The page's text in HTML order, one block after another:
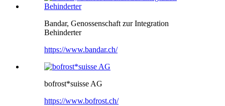
Bandar, Genossenschaft zur Integration
Behinderter
https://www.bandar.ch/
bofrost*suisse AG
https://www.bofrost.ch/